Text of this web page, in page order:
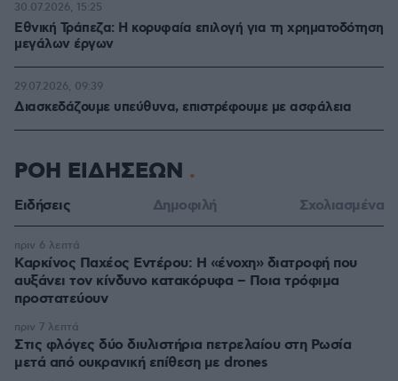
Εθνική Τράπεζα: Η κορυφαία επιλογή για τη χρηματοδότηση
μεγάλων έργων
30.07.2026, 15:25
Διασκεδάζουμε υπεύθυνα, επιστρέφουμε με ασφάλεια
29.07.2026, 09:39
ΡΟΗ ΕΙΔΗΣΕΩΝ
Ειδήσεις Δημοφιλή Σχολιασμένα
Καρκίνος Παχέος Εντέρου: Η «ένοχη» διατροφή που
αυξάνει τον κίνδυνο κατακόρυφα – Ποια τρόφιμα
προστατεύουν
πριν 6 λεπτά
Στις φλόγες δύο διυλιστήρια πετρελαίου στη Ρωσία
μετά από ουκρανική επίθεση με drones
πριν 7 λεπτά